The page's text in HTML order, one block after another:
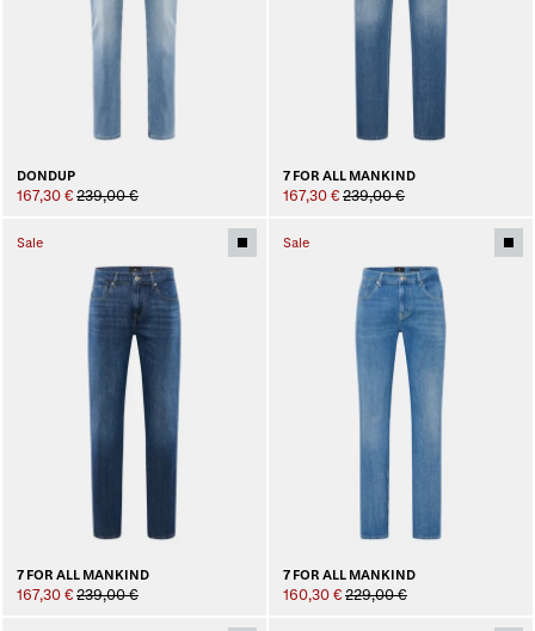
DONDUP
167,30 € 239,00 €
7 FOR ALL MANKIND
167,30 € 239,00 €
Sale
7 FOR ALL MANKIND
167,30 € 239,00 €
Sale
7 FOR ALL MANKIND
160,30 € 229,00 €